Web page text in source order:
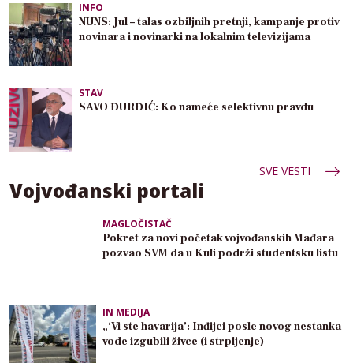
INFO
NUNS: Jul – talas ozbiljnih pretnji, kampanje protiv
novinara i novinarki na lokalnim televizijama
STAV
SAVO ĐURĐIĆ: Ko nameće selektivnu pravdu
SVE VESTI
Vojvođanski portali
MAGLOČISTAČ
Pokret za novi početak vojvođanskih Mađara
pozvao SVM da u Kuli podrži studentsku listu
IN MEDIJA
„‘Vi ste havarija’: Inđijci posle novog nestanka
vode izgubili živce (i strpljenje)